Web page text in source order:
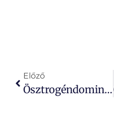
Előző
Ösztrogéndominancia: Tünetek, Okok És Természetes Kezelési Lehetőségek